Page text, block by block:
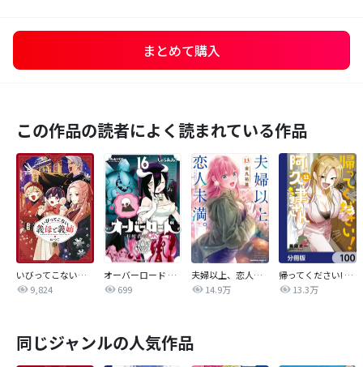
まとめて購入
この作品の読者によく読まれている作品
いびってこない義母と義姉
9,824
オーバーロード 不死者のOh!
699
夫婦以上、恋人未満。【分冊版】
14.9万
帰ってください! 阿久津さん【分冊版】
13.3万
同じジャンルの人気作品